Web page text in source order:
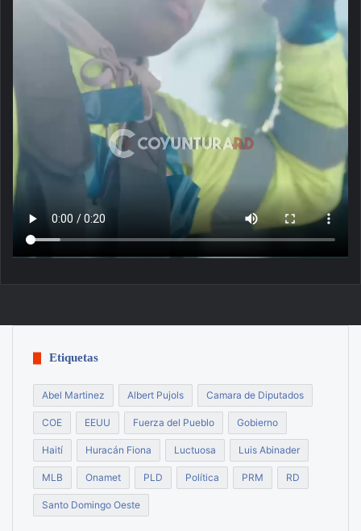
Etiquetas
Abel Martinez Albert Pujols Camara de Diputados
COE EEUU Fuerza del Pueblo Gobierno
Haití Huracán Fiona Luctuosa Luis Abinader
MLB Onamet PLD Política PRM RD
Santo Domingo Oeste